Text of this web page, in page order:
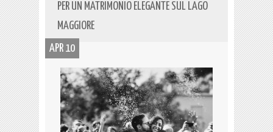
PER UN MATRIMONIO ELEGANTE SUL LAGO
MAGGIORE
APR 10